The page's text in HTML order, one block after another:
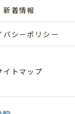
新着情報
バシーポリシー
イトマップ